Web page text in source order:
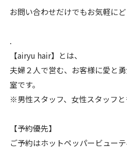
お問い合わせだけでもお気軽に
.
【airyu hair】とは、
夫婦２人で営む、お客様に愛と
室です。
※男性スタッフ、女性スタッフと
【予約優先】
ご予約はホットペッパービュー